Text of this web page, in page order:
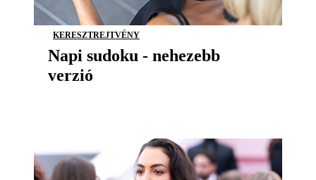
KERESZTREJTVÉNY
Napi sudoku - nehezebb
verzió